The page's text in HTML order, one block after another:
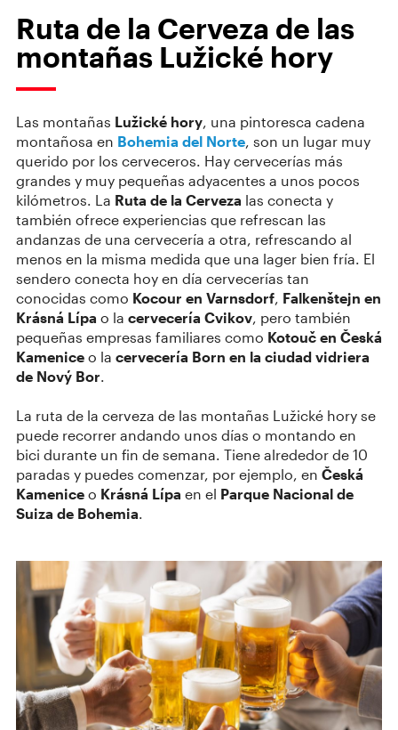
Ruta de la Cerveza de las
montañas Lužické hory
Las montañas Lužické hory, una pintoresca cadena
montañosa en Bohemia del Norte, son un lugar muy
querido por los cerveceros. Hay cervecerías más
grandes y muy pequeñas adyacentes a unos pocos
kilómetros. La Ruta de la Cerveza las conecta y
también ofrece experiencias que refrescan las
andanzas de una cervecería a otra, refrescando al
menos en la misma medida que una lager bien fría. El
sendero conecta hoy en día cervecerías tan
conocidas como Kocour en Varnsdorf, Falkenštejn en
Krásná Lípa o la cervecería Cvikov, pero también
pequeñas empresas familiares como Kotouč en Česká
Kamenice o la cervecería Born en la ciudad vidriera
de Nový Bor.
La ruta de la cerveza de las montañas Lužické hory se
puede recorrer andando unos días o montando en
bici durante un fin de semana. Tiene alrededor de 10
paradas y puedes comenzar, por ejemplo, en Česká
Kamenice o Krásná Lípa en el Parque Nacional de
Suiza de Bohemia.